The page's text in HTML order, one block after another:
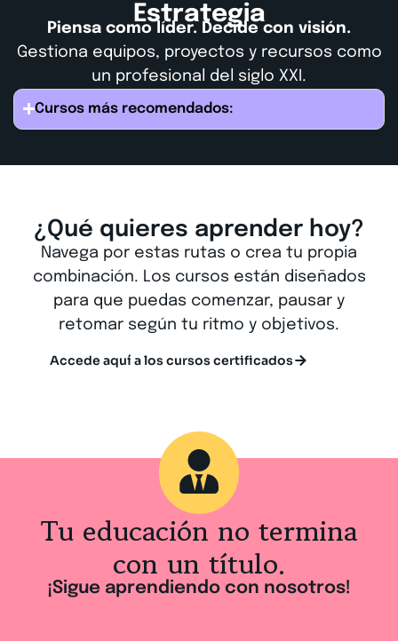
Estrategia
Piensa como líder. Decide con visión.
Gestiona equipos, proyectos y recursos como
un profesional del siglo XXI.
Cursos más recomendados:
¿Qué quieres aprender hoy?
Navega por estas rutas o crea tu propia
combinación. Los cursos están diseñados
para que puedas comenzar, pausar y
retomar según tu ritmo y objetivos.
Accede aquí a los cursos certificados
Tu educación no termina
con un título.
¡Sigue aprendiendo con nosotros!